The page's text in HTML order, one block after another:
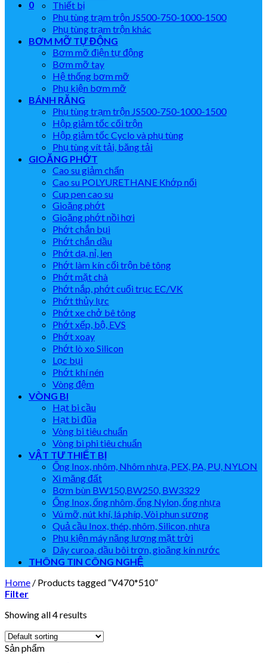
0
Thiết bị
Phụ tùng trạm trộn JS500-750-1000-1500
Phụ tùng trạm trộn khác
BƠM MỠ TỰ ĐỘNG
Bơm mỡ điện tự động
Bơm mỡ tay
Hệ thống bơm mỡ
Phụ kiện bơm mỡ
BÁNH RĂNG
Phụ tùng trạm trộn JS500-750-1000-1500
Hộp giảm tốc cối trộn
Hộp giảm tốc Cyclo và phụ tùng
Phụ tùng vít tải, băng tải
GIOĂNG PHỚT
Cao su giảm chấn
Cao su POLYURETHANE Khớp nối
Cup pen cao su
Gioăng phớt
Gioăng phớt nồi hơi
Phớt chắn bụi
Phớt chắn dầu
Phớt dạ, nỉ, len
Phớt làm kín cối trộn bê tông
Phớt mặt chà
Phớt nắp, phớt cuối trục EC/VK
Phớt thủy lực
Phớt xe chở bê tông
Phớt xếp, bộ, EVS
Phớt xoay
Phớt lò xo Silicon
Lọc bụi
Phớt khí nén
Vòng đệm
VÒNG BI
Hạt bi cầu
Hạt bi đũa
Vòng bi tiêu chuẩn
Vòng bi phi tiêu chuẩn
VẬT TƯ THIẾT BỊ
Ống Inox, nhôm, Nhôm nhựa, PEX, PA, PU, NYLON
Xi măng đất
Bơm bùn BW150,BW250, BW3329
Ống Inox, ống nhôm, ống Nylon, ống nhựa
Vú mỡ, nút khí, lá phíp, Vòi phun sương
Quả cầu Inox, thép, nhôm, Silicon, nhựa
Phụ kiện máy năng lượng mặt trời
Dây curoa, dầu bôi trơn, gioăng kín nước
THÔNG TIN CÔNG NGHỆ
Home / Products tagged “V470*510”
Filter
Showing all 4 results
Sản phẩm